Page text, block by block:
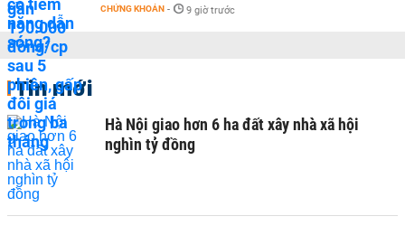
CHỨNG KHOÁN - 9 giờ trước
Tin mới
Hà Nội giao hơn 6 ha đất xây nhà xã hội
nghìn tỷ đồng